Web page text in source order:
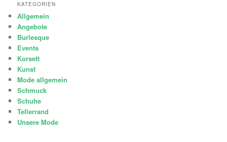
KATEGORIEN
Allgemein
Angebote
Burlesque
Events
Korsett
Kunst
Mode allgemein
Schmuck
Schuhe
Tellerrand
Unsere Mode